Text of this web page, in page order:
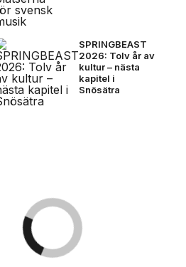
SPRINGBEAST
2026: Tolv år av
kultur – nästa
kapitel i
Snösätra